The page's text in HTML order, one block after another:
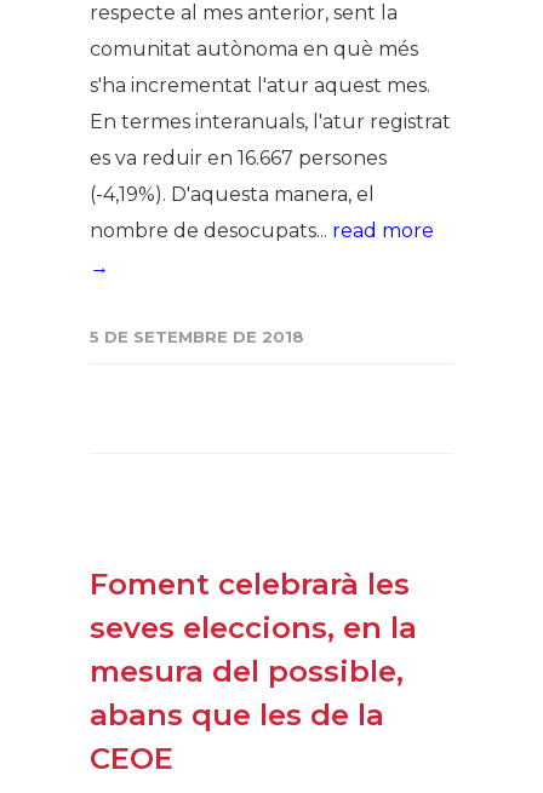
respecte al mes anterior, sent la
comunitat autònoma en què més
s'ha incrementat l'atur aquest mes.
En termes interanuals, l'atur registrat
es va reduir en 16.667 persones
(-4,19%). D'aquesta manera, el
nombre de desocupats... read more
→
5 DE SETEMBRE DE 2018
Foment celebrarà les
seves eleccions, en la
mesura del possible,
abans que les de la
CEOE